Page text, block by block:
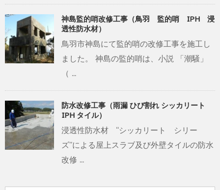
神島監的哨改修工事（鳥羽 監的哨 IPH 浸
透性防水材）
鳥羽市神島にて監的哨の改修工事を施工し
ました。 神島の監的哨は、小説 「潮騒」
（ ...
防水改修工事（雨漏 ひび割れ シッカリート
IPH タイル）
浸透性防水材 “シッカリート シリー
ズ”による屋上スラブ及び外壁タイルの防水
改修 ...